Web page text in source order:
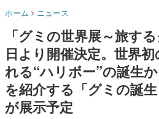
名作ゲームクリエイターの
きます。
赫本
この物語を解いてはいけ
の形をした短編ホラー小説
これからのデジタルゲーム
ホーム ニュース
「グミの世界展～旅す
日より開催決定。世界
れる“ハリボー”の誕生
を紹介する「グミの誕
が展示予定